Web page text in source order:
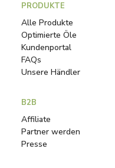
PRODUKTE
Alle Produkte
Optimierte Öle
Kundenportal
FAQs
Unsere Händler
B2B
Affiliate
Partner werden
Presse